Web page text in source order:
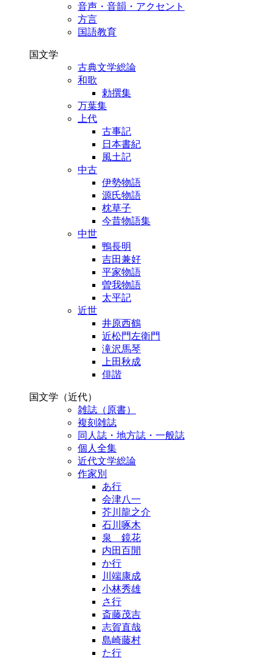
音声・音韻・アクセント
方言
国語教育
国文学
古典文学総論
和歌
勅撰集
万葉集
上代
古事記
日本書紀
風土記
中古
伊勢物語
源氏物語
枕草子
今昔物語集
中世
鴨長明
吉田兼好
平家物語
曽我物語
太平記
近世
井原西鶴
近松門左衛門
滝沢馬琴
上田秋成
俳諧
国文学（近代）
雑誌（原書）
複刻雑誌
同人誌・地方誌・一般誌
個人全集
近代文学総論
作家別
あ行
会津八一
芥川龍之介
石川啄木
泉 鏡花
内田百閒
か行
川端康成
小林秀雄
さ行
斎藤茂吉
志賀直哉
島崎藤村
た行